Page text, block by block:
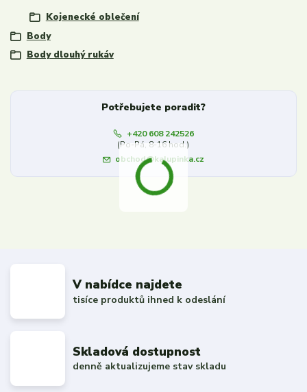
Kojenecké oblečení
Body
Body dlouhý rukáv
Potřebujete poradit?
+420 608 242526
(Po-Pá, 8-16 hod.)
obchod@kalupinka.cz
V nabídce najdete
tisíce produktů ihned k odeslání
Skladová dostupnost
denně aktualizujeme stav skladu